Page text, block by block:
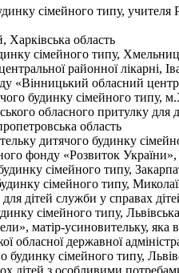
сімейного типу, учителя
область
сімейного типу,
районної лікарні,
обласний центр
будинку сімейного типу,
обласного притулку для
область
дитячого будинку
фонду «Розвиток
сімейного типу,
сімейного типу,
служби у справах дітей
сімейного типу,
матір-усиновительку, яка
державної
сімейного типу,
з особливими